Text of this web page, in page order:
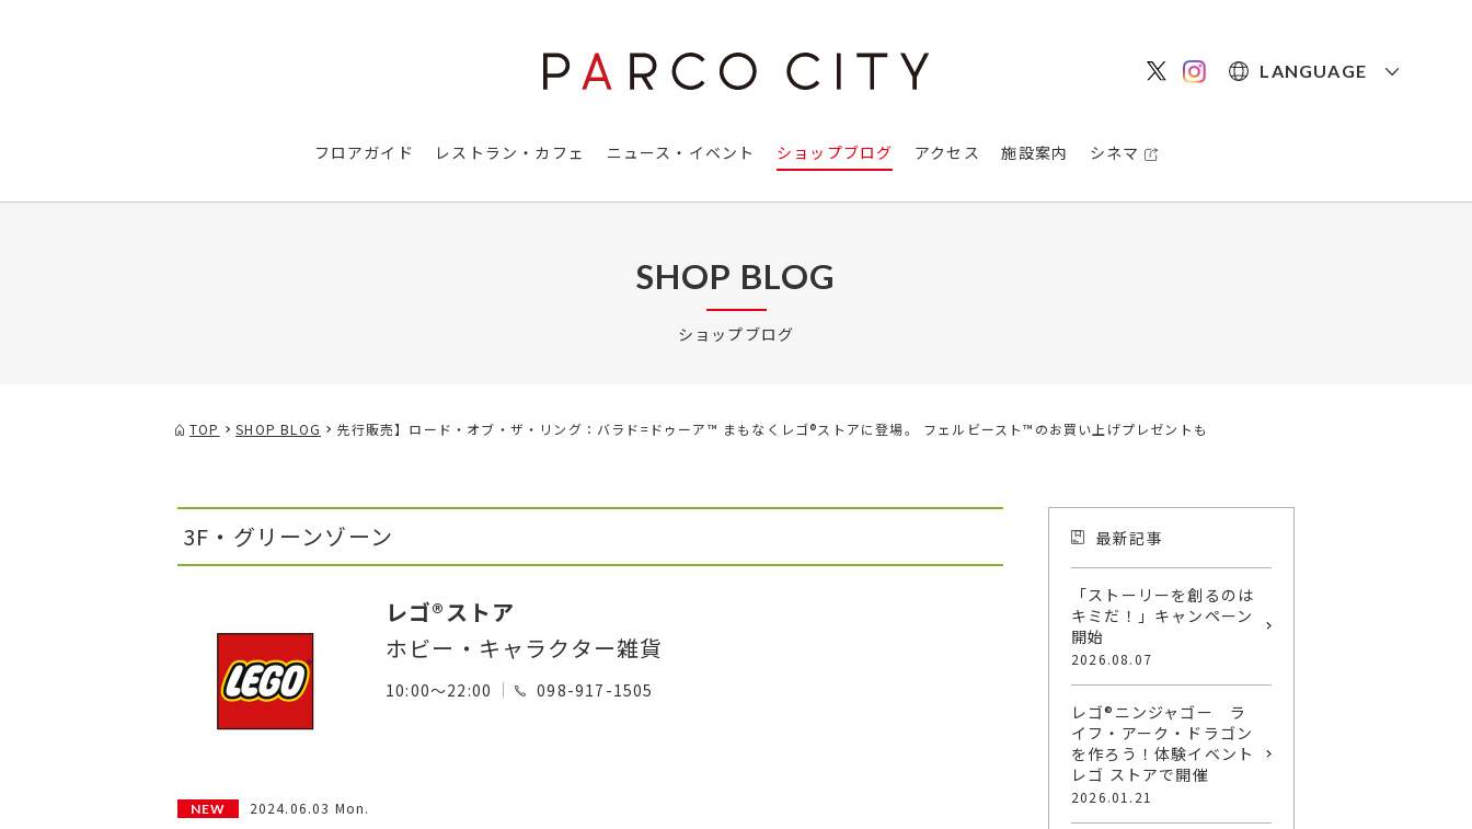
LANGUAGE
フロアガイド レストラン・カフェ ニュース・イベント ショップブログ アクセス 施設案内 シネマ
SHOP BLOG
ショップブログ
TOP SHOP BLOG 先行販売】ロード・オブ・ザ・リング：バラド=ドゥーア™ まもなくレゴ®ストアに登場。 フェルビースト™のお買い上げプレゼントも
3F・グリーンゾーン
レゴ®ストア
ホビー・キャラクター雑貨
10:00～22:00 098-917-1505
2024.06.03 Mon.
最新記事
「ストーリーを創るのは
キミだ！」キャンペーン
開始
2026.08.07
レゴ®ニンジャゴー ラ
イフ・アーク・ドラゴン
を作ろう！体験イベント
レゴ ストアで開催
2026.01.21